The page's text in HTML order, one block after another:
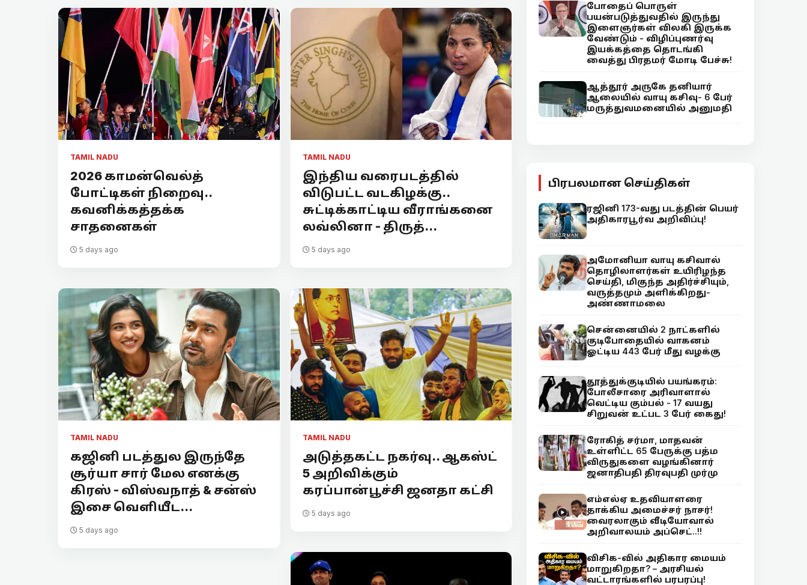
TAMIL NADU
2026 காமன்வெல்த்
போட்டிகள் நிறைவு..
கவனிக்கத்தக்க
சாதனைகள்
5 days ago
TAMIL NADU
இந்திய வரைபடத்தில்
விடுபட்ட வடகிழக்கு..
சுட்டிக்காட்டிய வீராங்கனை
லவ்லினா - திருத்...
5 days ago
TAMIL NADU
கஜினி படத்துல இருந்தே
சூர்யா சார் மேல எனக்கு
கிரஸ் - விஸ்வநாத் & சன்ஸ்
இசை வெளியீட...
5 days ago
TAMIL NADU
அடுத்தகட்ட நகர்வு.. ஆகஸ்ட்
5 அறிவிக்கும்
கரப்பான்பூச்சி ஜனதா கட்சி
5 days ago
போதைப் பொருள்
பயன்படுத்துவதில் இருந்து
இளைஞர்கள் விலகி இருக்க
வேண்டும் - விழிப்புணர்வு
இயக்கத்தை தொடங்கி
வைத்து பிரதமர் மோடி பேச்சு!
ஆத்தூர் அருகே தனியார்
ஆலையில் வாயு கசிவு- 6 பேர்
மருத்துவமனையில் அனுமதி
பிரபலமான செய்திகள்
ரஜினி 173-வது படத்தின் பெயர்
அதிகாரபூர்வ அறிவிப்பு!
அமோனியா வாயு கசிவால்
தொழிலாளர்கள் உயிரிழந்த
செய்தி, மிகுந்த அதிர்ச்சியும்,
வருத்தமும் அளிக்கிறது-
அண்ணாமலை
சென்னையில் 2 நாட்களில்
குடிபோதையில் வாகனம்
ஓட்டிய 443 பேர் மீது வழக்கு
தூத்துக்குடியில் பயங்கரம்:
போலீசாரை அரிவாளால்
வெட்டிய கும்பல் - 17 வயது
சிறுவன் உட்பட 3 பேர் கைது!
ரோகித் சர்மா, மாதவன்
உள்ளிட்ட 65 பேருக்கு பத்ம
விருதுகளை வழங்கினார்
ஜனாதிபதி திரவுபதி முர்மு
எம்எல்ஏ உதவியாளரை
தாக்கிய அமைச்சர் நாசர்!
வைரலாகும் வீடியோவால்
அறிவாலயம் அப்செட்..!!
விசிக-வில் அதிகார மையம்
மாறுகிறதா? – அரசியல்
வட்டாரங்களில் பரபரப்பு!